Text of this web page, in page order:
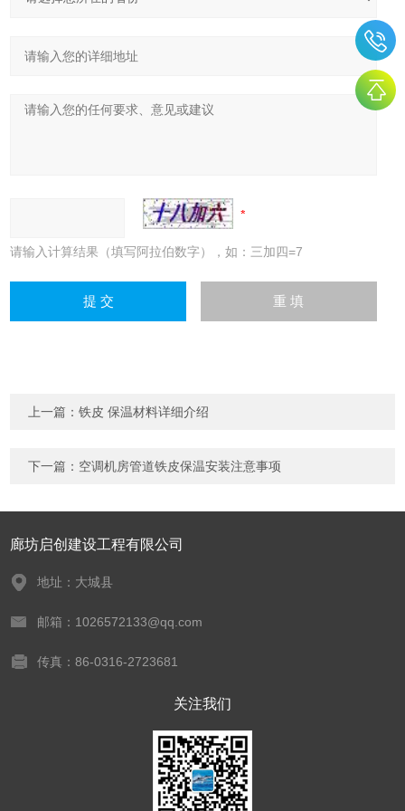
请输入计算结果（填写阿拉伯数字），如：三加四=7
上一篇：铁皮 保温材料详细介绍
下一篇： 空调机房管道铁皮保温安装注意事项
廊坊启创建设工程有限公司
地址：大城县
邮箱：1026572133@qq.com
传真：86-0316-2723681
关注我们